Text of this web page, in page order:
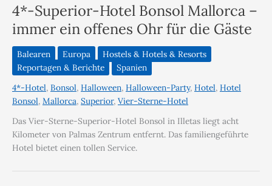
4*-Superior-Hotel Bonsol Mallorca –
immer ein offenes Ohr für die Gäste
Balearen Europa
Hostels & Hotels & Resorts
Reportagen & Berichte
Spanien
4*-Hotel, Bonsol, Halloween, Halloween-Party, Hotel, Hotel
Bonsol, Mallorca, Superior, Vier-Sterne-Hotel
Das Vier-Sterne-Superior-Hotel Bonsol in Illetas liegt acht
Kilometer von Palmas Zentrum entfernt. Das familiengeführte
Hotel bietet einen tollen Service.